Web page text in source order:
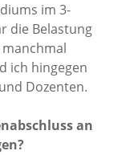
im 3-
die Belastung
ich hingegen
Dozenten.
an